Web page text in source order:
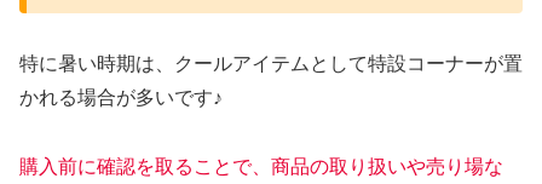
特に暑い時期は、クールアイテムとして特設コーナーが置
かれる場合が多いです♪
購入前に確認を取ることで、商品の取り扱いや売り場な